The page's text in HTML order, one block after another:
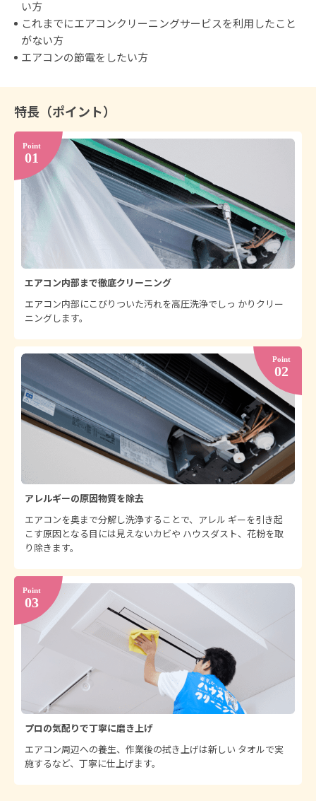
作業時間（めやす）：約15分
い方
これまでにエアコンクリーニングサービスを利用したこと
がない方
エアコンの節電をしたい方
特長（ポイント）
エアコン内部まで徹底クリーニング
エアコン内部にこびりついた汚れを高圧洗浄でしっ かりクリー
ニングします。
アレルギーの原因物質を除去
エアコンを奥まで分解し洗浄することで、アレル ギーを引き起
こす原因となる目には見えないカビや ハウスダスト、花粉を取
り除きます。
プロの気配りで丁寧に磨き上げ
エアコン周辺への養生、作業後の拭き上げは新しい タオルで実
施するなど、丁寧に仕上げます。